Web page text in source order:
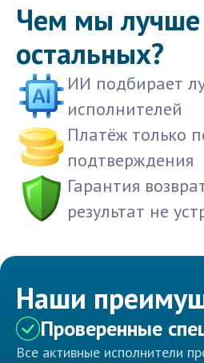
Чем мы лучше
остальных?
ИИ подбирает
исполнителей
Платёж только
подтверждения
Гарантия
результат не
Наши
Проверенные
Все активные исполнители